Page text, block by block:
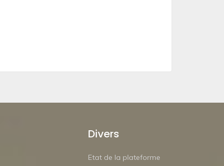
Divers
Etat de la plateforme